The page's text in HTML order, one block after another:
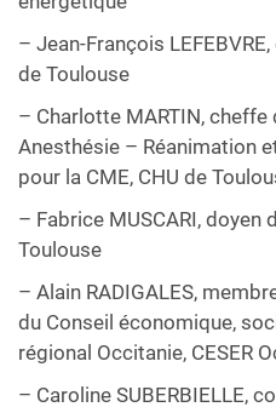
– Jean-François
de Toulouse
– Charlotte MARTIN,
Anesthésie – Réanimation
pour la CME, CHU de
– Fabrice MUSCARI, doyen
Toulouse
– Alain RADIGALES,
du Conseil économique,
régional Occitanie, CESER
– Caroline SUBERBIELLE,